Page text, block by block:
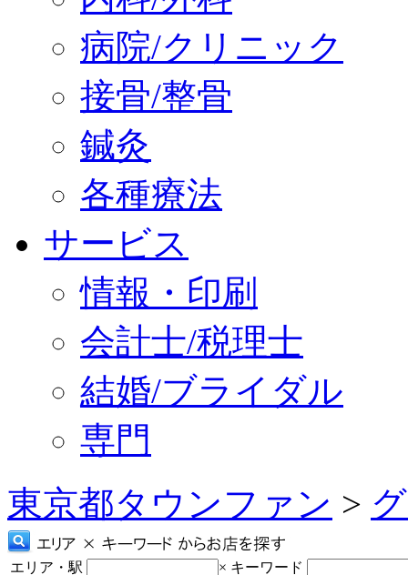
病院/クリニック
接骨/整骨
鍼灸
各種療法
サービス
情報・印刷
会計士/税理士
結婚/ブライダル
専門
東京都タウンファン >
エリア・駅 × キーワード